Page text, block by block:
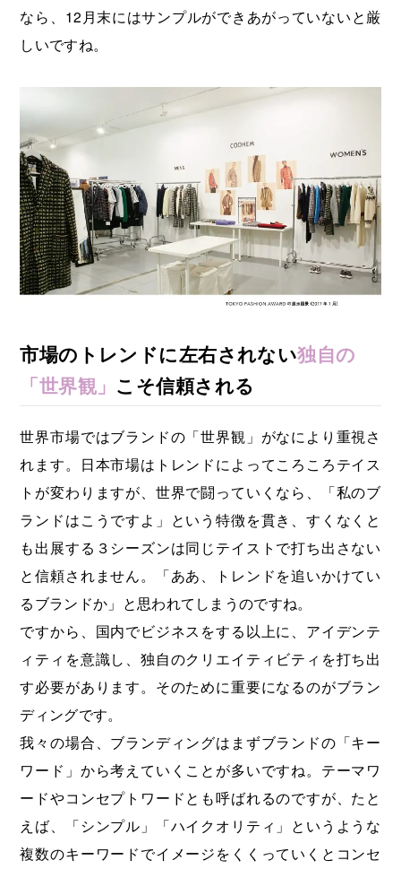
なら、12月末にはサンプルができあがっていないと厳
しいですね。
市場のトレンドに左右されない独自の
「世界観」 こそ信頼される
世界市場ではブランドの「世界観」がなにより重視さ
れます。日本市場はトレンドによってころころテイス
トが変わりますが、世界で闘っていくなら、「私のブ
ランドはこうですよ」という特徴を貫き、すくなくと
も出展する３シーズンは同じテイストで打ち出さない
と信頼されません。「ああ、トレンドを追いかけてい
るブランドか」と思われてしまうのですね。
ですから、国内でビジネスをする以上に、アイデンテ
ィティを意識し、独自のクリエイティビティを打ち出
す必要があります。そのために重要になるのがブラン
ディングです。
我々の場合、ブランディングはまずブランドの「キー
ワード」から考えていくことが多いですね。テーマワ
ードやコンセプトワードとも呼ばれるのですが、たと
えば、「シンプル」「ハイクオリティ」というような
複数のキーワードでイメージをくくっていくとコンセ